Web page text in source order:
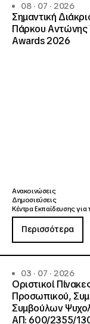
08 · 07 · 2026
Σημαντική
Πάρκου Αντώνης
Awards 2026
Ανακοινώσεις
Δημοσιεύσεις
Κέντρα Εκπαίδευσης για
Περισσότερα
03 · 07 · 2026
Οριστικοί
Προσωπικού,
Συμβούλων
ΑΠ: 600/2355/